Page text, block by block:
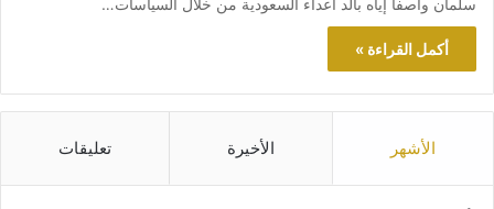
أكمل القراءة »
الأشهر الأخيرة تعليقات